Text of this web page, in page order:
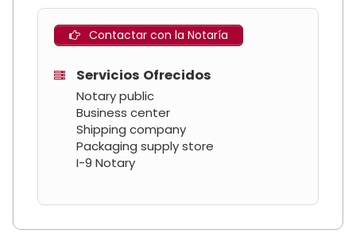
Contactar con la Notaría
Servicios Ofrecidos
Notary public
Business center
Shipping company
Packaging supply store
I-9 Notary